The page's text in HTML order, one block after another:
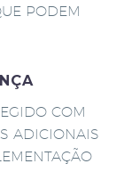
PODEM
COM
ADICIONAIS